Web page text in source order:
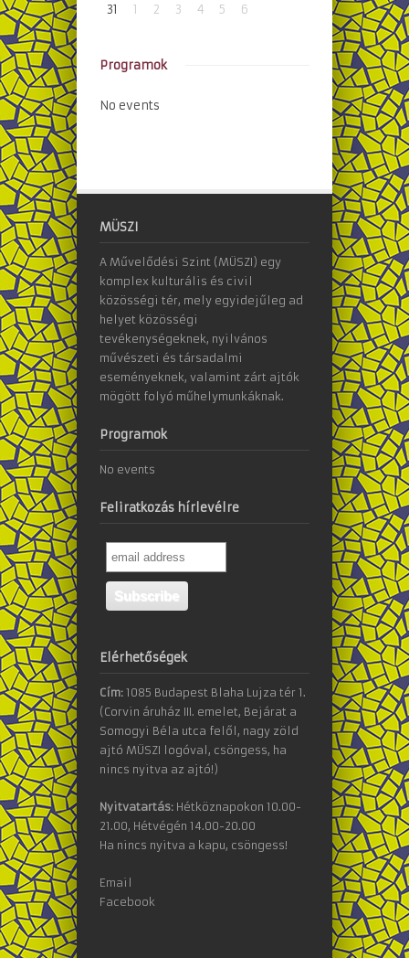
31
1 2 3 4 5 6
Programok
No events
MÜSZI
A Művelődési Szint (MÜSZI) egy
komplex kulturális és civil
közösségi tér, mely egyidejűleg ad
helyet közösségi
tevékenységeknek, nyilvános
művészeti és társadalmi
eseményeknek, valamint zárt ajtók
mögött folyó műhelymunkáknak.
Programok
No events
Feliratkozás hírlevélre
Elérhetőségek
Cím: 1085 Budapest Blaha Lujza tér 1.
(Corvin áruház III. emelet, Bejárat a
Somogyi Béla utca felől, nagy zöld
ajtó MÜSZI logóval, csöngess, ha
nincs nyitva az ajtó!)
Nyitvatartás: Hétköznapokon 10.00-
21.00, Hétvégén 14.00-20.00
Ha nincs nyitva a kapu, csöngess!
Email
Facebook